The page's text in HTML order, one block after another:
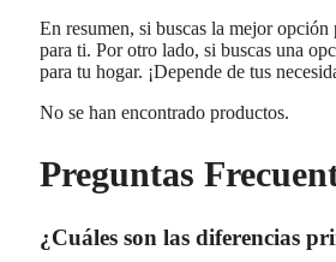
En resumen, si buscas la mejor
para ti. Por otro lado, si buscas una
para tu hogar. ¡Depende de tus
No se han encontrado productos.
Preguntas
¿Cuáles son las diferencias